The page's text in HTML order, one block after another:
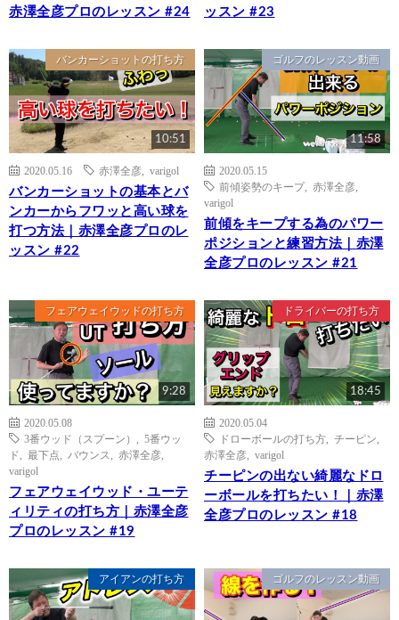
赤澤全彦プロのレッスン #24
ッスン #23
バンカーショットの打ち方
10:51
2020.05.16 赤澤全彦 varigol
バンカーショットの基本とバ
ンカーからフワッと高い球を
打つ方法｜赤澤全彦プロのレ
ッスン #22
ゴルフのレッスン動画
11:58
2020.05.15
前傾姿勢のキープ, 赤澤全彦
varigol
前傾をキープする為のパワー
ポジションと練習方法｜赤澤
全彦プロのレッスン #21
フェアウェイウッドの打ち方
9:28
2020.05.08
3番ウッド（スプーン）
5番ウッ
ド
最下点 バウンス 赤澤全彦
varigol
フェアウェイウッド・ユーテ
ィリティの打ち方｜赤澤全彦
プロのレッスン #19
ドライバーの打ち方
18:45
2020.05.04
ドローボールの打ち方
チーピン
赤澤全彦
varigol
チーピンの出ない綺麗なドロ
ーボールを打ちたい！｜赤澤
全彦プロのレッスン #18
アイアンの打ち方 ゴルフのレッスン動画